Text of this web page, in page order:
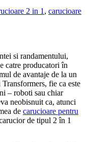
2 in 1 , carucioare
si randamentului,
catre producatori în
de avantaje de la un
fie ca este
– roboti sau chiar
neobisnuit ca, atunci
de carucioare pentru
de tipul 2 în 1